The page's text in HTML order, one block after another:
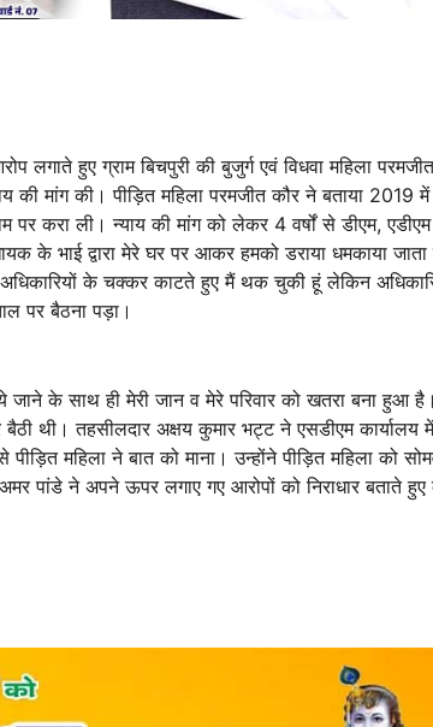
हुए ग्राम बिचपुरी की बुजुर्ग एवं विधवा महिला
की मांग की। पीड़ित महिला परमजीत कौर ने बताया 2019 में
पर करा ली। न्याय की मांग को लेकर 4 वर्षों से डीएम,
के भाई द्वारा मेरे घर पर आकर हमको डराया धमकाया जाता
के चक्कर काटते हुए मैं थक चुकी हूं लेकिन
पर बैठना पड़ा।
के साथ ही मेरी जान व मेरे परिवार को खतरा बना हुआ है।
थी। तहसीलदार अक्षय कुमार भट्ट ने एसडीएम कार्यालय
महिला ने बात को माना। उन्होंने पीड़ित महिला को
पांडे ने अपने ऊपर लगाए गए आरोपों को निराधार बताते हुए